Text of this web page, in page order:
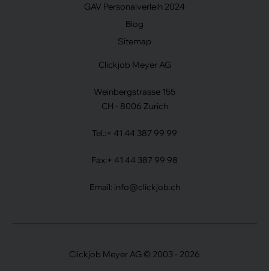
GAV Personalverleih 2024
Blog
Sitemap
Clickjob Meyer AG
Weinbergstrasse 155
CH - 8006 Zurich
Tel.: + 41 44 387 99 99
Fax: + 41 44 387 99 98
Email: info@clickjob.ch
Clickjob Meyer AG © 2003 - 2026